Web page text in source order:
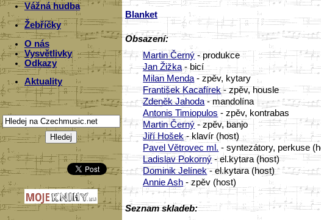
Vážná hudba
Žebříčky
O nás
Vysvětlivky
Odkazy
Aktuality
Blanket
Obsazení:
Martin Černý- produkce
Jan Žižka- bicí
Milan Menda- zpěv, kytary
František Kacafírek- zpěv, housle
Zdeněk Jahoda- mandolína
Antonis Timiopulos - zpěv, kontrabas
Martin Černý- zpěv, banjo
Jiří Hošek- klavír (host)
Pavel Větrovec ml. - syntezátory, perkuse
Ladislav Pokorný- el.kytara (host)
Dominik Jelínek- el.kytara (host)
Annie Ash - zpěv (host)
Seznam skladeb: